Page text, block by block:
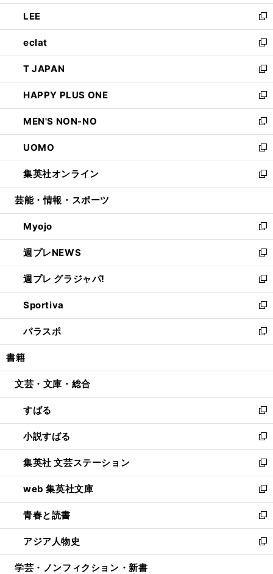
開
く
ウ
で
開
く
ン
ド
ウ
で
開
く
ウ
ィ
ン
ド
ウ
で
開
く
し
い
ウ
ィ
ン
ド
ウ
で
開
く
LEE
新
し
い
ウ
ィ
ン
ド
ウ
で
開
く
eclat
新
し
い
ウ
ィ
ン
ド
ウ
で
開
く
T JAPAN
新
し
い
ウ
ィ
ン
ド
ウ
で
開
HAPPY PLUS ONE
新
し
い
ウ
ィ
ン
ド
ウ
開
く
MEN'S NON-NO
新
し
い
ウ
ィ
ン
ウ
で
開
く
UOMO
新
し
い
ウ
ン
ド
ウ
で
開
く
集英社オンライン
新
し
ウ
ィ
ン
ド
ウ
で
開
く
芸能・情報・スポーツ
Myojo
新
し
い
ウ
ィ
ン
ド
ウ
で
開
週プレNEWS
新
し
い
ウ
ィ
ン
ド
ウ
開
週プレ グラジャパ!
新
し
い
ウ
ィ
ン
ウ
開
く
Sportiva
新
し
い
ウ
ン
ウ
で
開
く
パラスポ
新
し
ウ
ン
ド
ウ
で
開
く
書籍
文芸・文庫・総合
すばる
新
し
い
ウ
ィ
ン
ド
ウ
で
開
く
小説すばる
新
し
い
ウ
ィ
ン
ド
ウ
で
開
集英社 文芸ステーション
新
し
い
ウ
ィ
ン
ド
ウ
web 集英社文庫
新
し
い
ウ
ィ
ン
青春と読書
新
し
い
ウ
アジア人物史
新
し
学芸・ノンフィクション・新書